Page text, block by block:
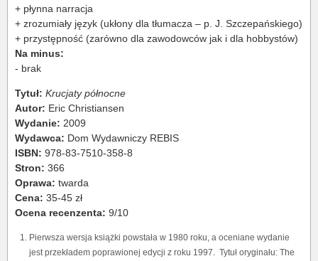
+ płynna narracja
+ zrozumiały język (ukłony dla tłumacza – p. J. Szczepańskiego)
+ przystępność (zarówno dla zawodowców jak i dla hobbystów)
Na minus:
- brak
Tytuł: Krucjaty północne
Autor: Eric Christiansen
Wydanie: 2009
Wydawca: Dom Wydawniczy REBIS
ISBN: 978-83-7510-358-8
Stron: 366
Oprawa: twarda
Cena: 35-45 zł
Ocena recenzenta: 9/10
Pierwsza wersja książki powstała w 1980 roku, a oceniane wydanie
jest przekładem poprawionej edycji z roku 1997. Tytuł oryginału: The